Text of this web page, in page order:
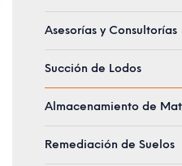
Asesorías y Consultorías
Succión de Lodos
Almacenamiento de
Remediación de Suelos